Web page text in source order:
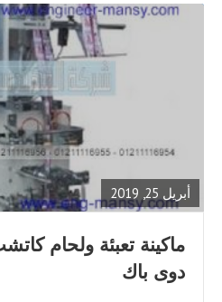
أبريل 25, 2019
ماكينة تعبئة ولحام
دوى باك